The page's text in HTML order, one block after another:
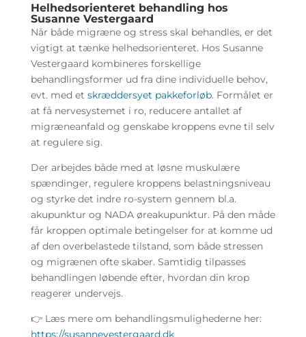
Helhedsorienteret behandling hos
Susanne Vestergaard
Når både migræne og stress skal behandles, er det
vigtigt at tænke helhedsorienteret. Hos Susanne
Vestergaard kombineres forskellige
behandlingsformer ud fra dine individuelle behov,
evt. med et skræddersyet pakkeforløb. Formålet er
at få nervesystemet i ro, reducere antallet af
migræneanfald og genskabe kroppens evne til selv
at regulere sig.
Der arbejdes både med at løsne muskulære
spændinger, regulere kroppens belastningsniveau
og styrke det indre ro-system gennem bl.a.
akupunktur og NADA øreakupunktur. På den måde
får kroppen optimale betingelser for at komme ud
af den overbelastede tilstand, som både stressen
og migrænen ofte skaber. Samtidig tilpasses
behandlingen løbende efter, hvordan din krop
reagerer undervejs.
👉 Læs mere om behandlingsmulighederne her:
https://susannevestergaard.dk